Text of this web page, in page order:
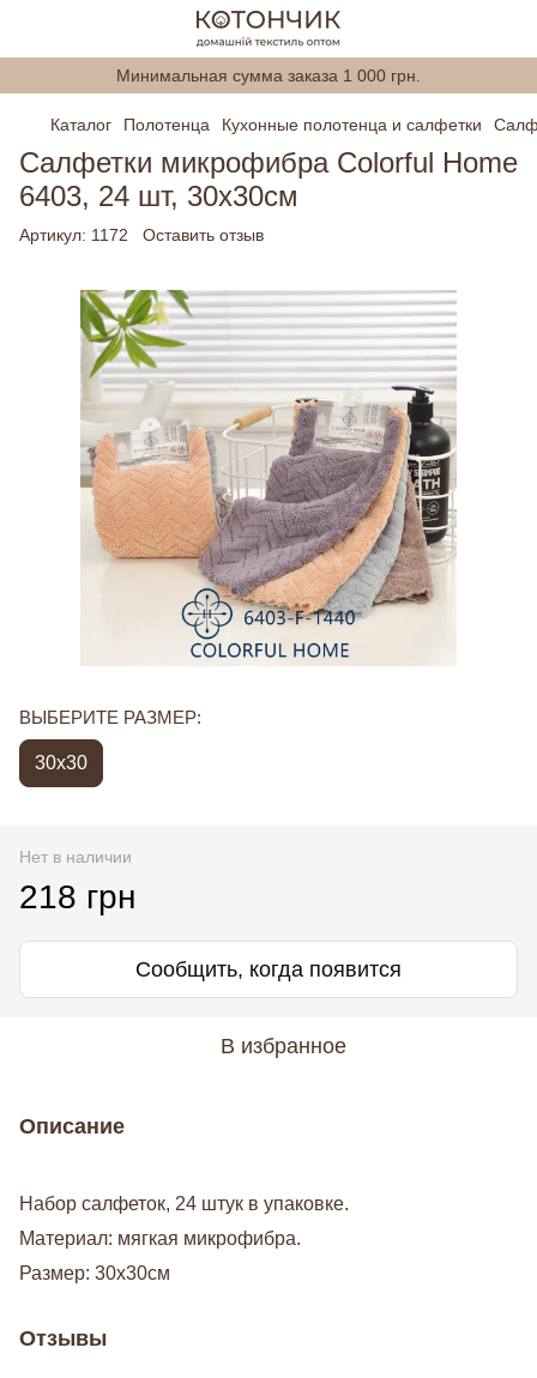
Минимальная сумма заказа 1 000 грн.
Каталог Полотенца Кухонные полотенца и салфетки
Салфетки микрофибра Colorful Home
6403, 24 шт, 30х30см
Артикул: 1172 Оставить отзыв
ВЫБЕРИТЕ РАЗМЕР:
30x30
Нет в наличии
218 грн
Сообщить, когда появится
В избранное
Описание
Набор салфеток, 24 штук в упаковке.
Материал: мягкая микрофибра.
Размер: 30х30см
Отзывы